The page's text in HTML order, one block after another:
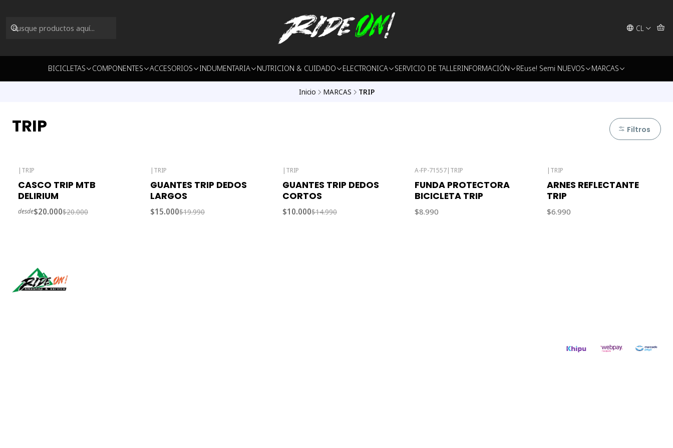
CL
BICICLETAS COMPONENTES ACCESORIOS INDUMENTARIA NUTRICION & CUIDADO ELECTRONICA SERVICIO DE TALLERINFORMACIÓN REuse! Semi NUEVOS MARCAS
Inicio MARCAS TRIP
TRIP Filtros
Agotado
| TRIP
CASCO TRIP MTB
DELIRIUM
desde$20.000$20.000
Agotado
| TRIP
GUANTES TRIP DEDOS
LARGOS
$15.000$19.990
Agotado
| TRIP
GUANTES TRIP DEDOS
CORTOS
$10.000$14.990
A-FP-71557| TRIP
FUNDA PROTECTORA
BICICLETA TRIP
$8.990
| TRIP
ARNES REFLECTANTE
TRIP
$6.990